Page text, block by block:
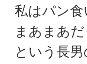
私はパン食
まあまあ
という長